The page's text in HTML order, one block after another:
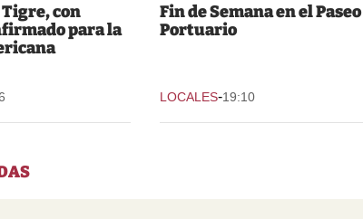
Tigre, con
para la
Fin de Semana en el Paseo
Portuario
LOCALES-19:10